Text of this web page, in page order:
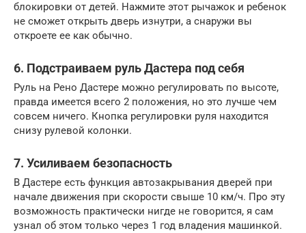
блокировки от детей. Нажмите этот рычажок и ребенок
не сможет открыть дверь изнутри, а снаружи вы
откроете ее как обычно.
6. Подстраиваем руль Дастера под себя
Руль на Рено Дастере можно регулировать по высоте,
правда имеется всего 2 положения, но это лучше чем
совсем ничего. Кнопка регулировки руля находится
снизу рулевой колонки.
7. Усиливаем безопасность
В Дастере есть функция автозакрывания дверей при
начале движения при скорости свыше 10 км/ч. Про эту
возможность практически нигде не говорится, я сам
узнал об этом только через 1 год владения машинкой.